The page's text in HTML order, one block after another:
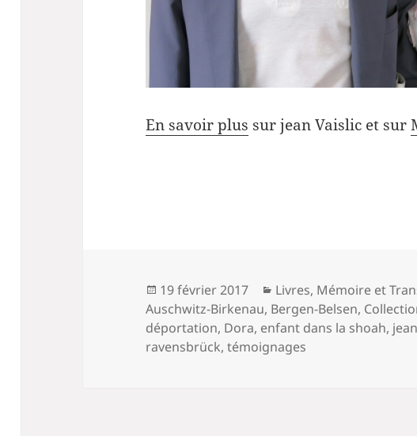
En savoir plus sur jean Vaislic et sur
Publié
le
19 février 2017 Catégories
Livres, Mémoire et
Auschwitz-Birkenau, Bergen-Belsen,
déportation, Dora, enfant dans la shoah,
ravensbrück,témoignages